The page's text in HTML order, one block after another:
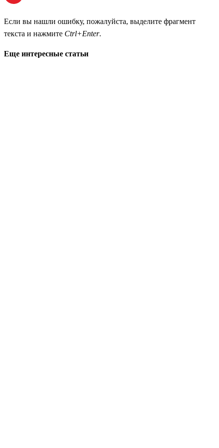
Если вы нашли ошибку, пожалуйста, выделите фрагмент
текста и нажмите Ctrl+Enter.
Еще интересные статьи